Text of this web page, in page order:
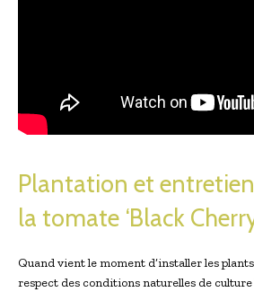
Plantation et
la tomate ‘Black
Quand vient le moment d’installer les
respect des conditions naturelles de